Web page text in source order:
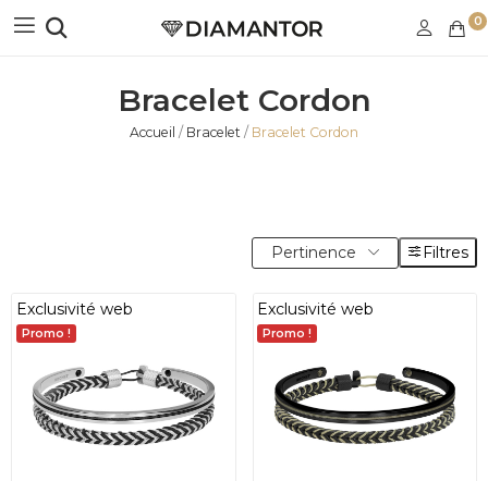
0
Bracelet Cordon
Accueil Bracelet Bracelet Cordon
Pertinence Filtres
Exclusivité web
Promo !
Exclusivité web
Promo !